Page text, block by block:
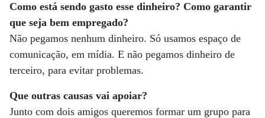
Como está sendo gasto esse dinheiro? Como garantir
que seja bem empregado?
Não pegamos nenhum dinheiro. Só usamos espaço de
comunicação, em mídia. E não pegamos dinheiro de
terceiro, para evitar problemas.
Que outras causas vai apoiar?
Junto com dois amigos queremos formar um grupo para